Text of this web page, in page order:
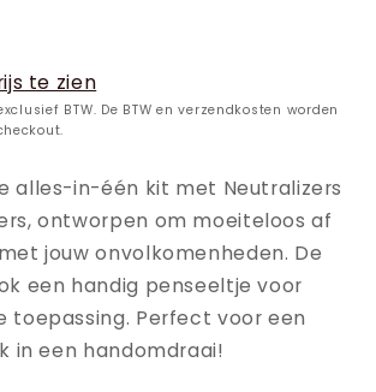
te zien
BTW. De BTW en verzendkosten worden
alles-in-één kit met Neutralizers
ontworpen om moeiteloos af
jouw onvolkomenheden. De
een handig penseeltje voor
toepassing. Perfect voor een
in een handomdraai!